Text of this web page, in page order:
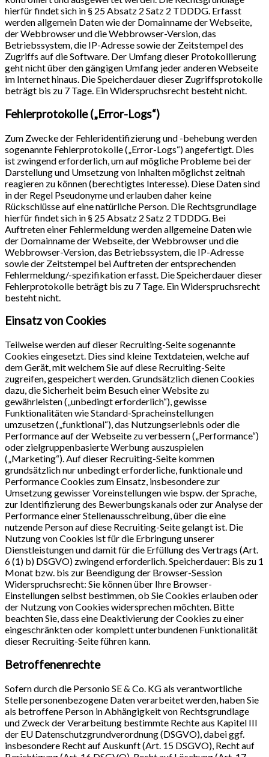
hierfür findet sich in § 25 Absatz 2 Satz 2 TDDDG. Erfasst
werden allgemein Daten wie der Domainname der Webseite,
der Webbrowser und die Webbrowser-Version, das
Betriebssystem, die IP-Adresse sowie der Zeitstempel des
Zugriffs auf die Software. Der Umfang dieser Protokollierung
geht nicht über den gängigen Umfang jeder anderen Webseite
im Internet hinaus. Die Speicherdauer dieser Zugriffsprotokolle
beträgt bis zu 7 Tage. Ein Widerspruchsrecht besteht nicht.
Fehlerprotokolle („Error-Logs“)
Zum Zwecke der Fehleridentifizierung und -behebung werden
sogenannte Fehlerprotokolle („Error-Logs“) angefertigt. Dies
ist zwingend erforderlich, um auf mögliche Probleme bei der
Darstellung und Umsetzung von Inhalten möglichst zeitnah
reagieren zu können (berechtigtes Interesse). Diese Daten sind
in der Regel Pseudonyme und erlauben daher keine
Rückschlüsse auf eine natürliche Person. Die Rechtsgrundlage
hierfür findet sich in § 25 Absatz 2 Satz 2 TDDDG. Bei
Auftreten einer Fehlermeldung werden allgemeine Daten wie
der Domainname der Webseite, der Webbrowser und die
Webbrowser-Version, das Betriebssystem, die IP-Adresse
sowie der Zeitstempel bei Auftreten der entsprechenden
Fehlermeldung/-spezifikation erfasst. Die Speicherdauer dieser
Fehlerprotokolle beträgt bis zu 7 Tage. Ein Widerspruchsrecht
besteht nicht.
Einsatz von Cookies
Teilweise werden auf dieser Recruiting-Seite sogenannte
Cookies eingesetzt. Dies sind kleine Textdateien, welche auf
dem Gerät, mit welchem Sie auf diese Recruiting-Seite
zugreifen, gespeichert werden. Grundsätzlich dienen Cookies
dazu, die Sicherheit beim Besuch einer Website zu
gewährleisten („unbedingt erforderlich“), gewisse
Funktionalitäten wie Standard-Spracheinstellungen
umzusetzen („funktional“), das Nutzungserlebnis oder die
Performance auf der Webseite zu verbessern („Performance“)
oder zielgruppenbasierte Werbung auszuspielen
(„Marketing“). Auf dieser Recruiting-Seite kommen
grundsätzlich nur unbedingt erforderliche, funktionale und
Performance Cookies zum Einsatz, insbesondere zur
Umsetzung gewisser Voreinstellungen wie bspw. der Sprache,
zur Identifizierung des Bewerbungskanals oder zur Analyse der
Performance einer Stellenausschreibung, über die eine
nutzende Person auf diese Recruiting-Seite gelangt ist. Die
Nutzung von Cookies ist für die Erbringung unserer
Dienstleistungen und damit für die Erfüllung des Vertrags (Art.
6 (1) b) DSGVO) zwingend erforderlich. Speicherdauer: Bis zu 1
Monat bzw. bis zur Beendigung der Browser-Session
Widerspruchsrecht: Sie können über Ihre Browser-
Einstellungen selbst bestimmen, ob Sie Cookies erlauben oder
der Nutzung von Cookies widersprechen möchten. Bitte
beachten Sie, dass eine Deaktivierung der Cookies zu einer
eingeschränkten oder komplett unterbundenen Funktionalität
dieser Recruiting-Seite führen kann.
Betroffenenrechte
Sofern durch die Personio SE & Co. KG als verantwortliche
Stelle personenbezogene Daten verarbeitet werden, haben Sie
als betroffene Person in Abhängigkeit von Rechtsgrundlage
und Zweck der Verarbeitung bestimmte Rechte aus Kapitel III
der EU Datenschutzgrundverordnung (DSGVO), dabei ggf.
insbesondere Recht auf Auskunft (Art. 15 DSGVO), Recht auf